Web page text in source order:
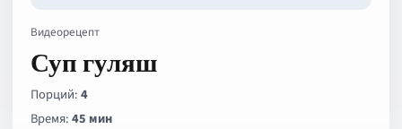
Видеорецепт
Суп гуляш
Порций:4
Время:45 мин